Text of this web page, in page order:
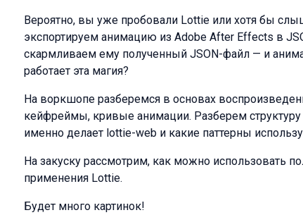
Вероятно, вы уже пробовали Lottie или хотя бы
экспортируем анимацию из Adobe After Effects в
скармливаем ему полученный JSON-файл — и
работает эта магия?
На воркшопе разберемся в основах
кейфреймы, кривые анимации. Разберем
именно делает lottie-web и какие паттерны
На закуску рассмотрим, как можно использовать
применения Lottie.
Будет много картинок!